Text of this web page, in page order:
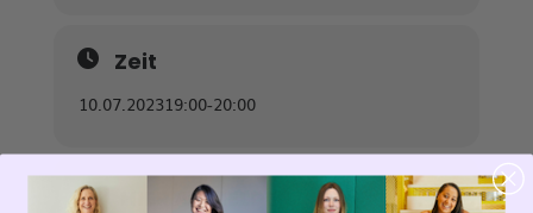
Zeit
10.07.202319:00-20:00
HIER ANMELDEN!